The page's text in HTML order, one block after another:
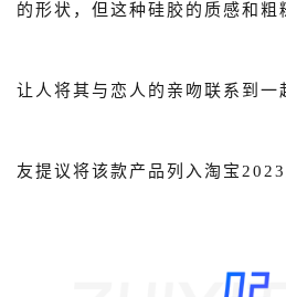
的形状，但这种硅胶的质感和粗
让人将其与恋人的亲吻联系到一
友提议将该款产品列入淘宝2023